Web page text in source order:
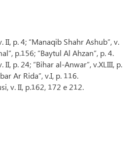
II, p. 4; “Manaqib Shahr Ashub”, v.
p.156; “Baytul Al Ahzan”, p. 4.
II, p. 24; “Bihar al-Anwar”, v.XLIII, p.
Ar Rida”, v.I, p. 116.
v. II, p.162, 172 e 212.